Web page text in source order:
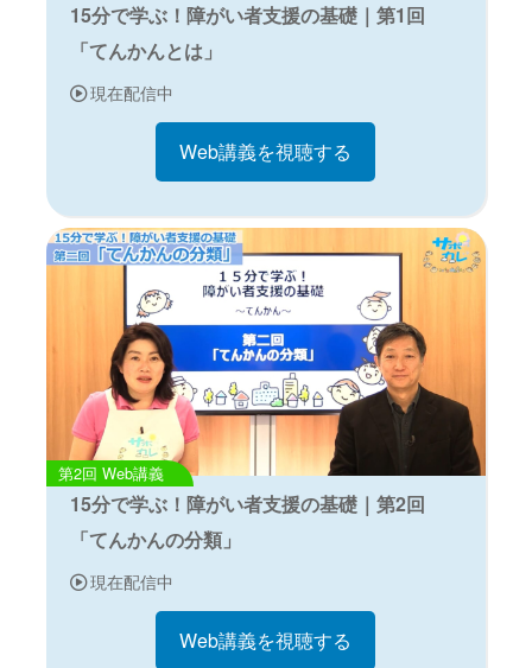
15分で学ぶ！障がい者支援の基礎｜第1回
「てんかんとは」
現在配信中
Web講義を視聴する
Web講義
15分で学ぶ！障がい者支援の基礎｜第2回
「てんかんの分類」
現在配信中
Web講義を視聴する